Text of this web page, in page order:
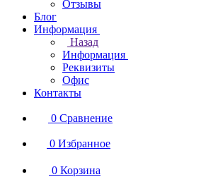
Отзывы
Блог
Информация
Назад
Информация
Реквизиты
Офис
Контакты
0 Сравнение
0 Избранное
0 Корзина